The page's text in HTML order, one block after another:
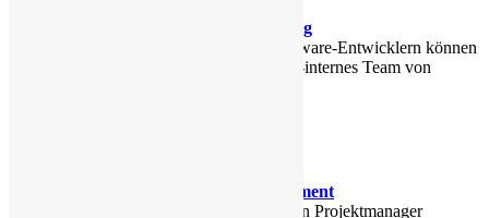
Programmierung
Mit unseren Software-Entwicklern können
wir auf ein MuK-internes Team von
Projektmanagement
Unsere erfahrenen Projektmanager